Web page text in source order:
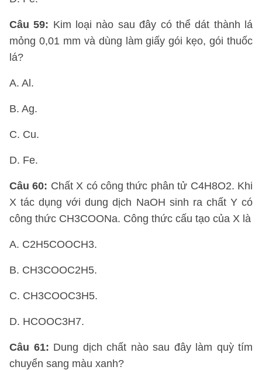
Câu 59: Kim loại nào sau đây có thể dát thành lá
mỏng 0,01 mm và dùng làm giấy gói kẹo, gói thuốc
lá?
A. Al.
B. Ag.
C. Cu.
D. Fe.
Câu 60: Chất X có công thức phân tử C4H8O2. Khi
X tác dụng với dung dịch NaOH sinh ra chất Y có
công thức CH3COONa. Công thức cấu tạo của X là
A. C2H5COOCH3.
B. CH3COOC2H5.
C. CH3COOC3H5.
D. HCOOC3H7.
Câu 61: Dung dịch chất nào sau đây làm quỳ tím
chuyển sang màu xanh?